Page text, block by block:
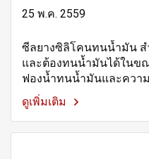
25 พ.ค. 2559
ซีลยางซิลิโคนทนน้ำมัน
และต้องทนน้ำมันได้ในข
ฟองน้ำทนน้ำมันและควา
ดูเพิ่มเติม